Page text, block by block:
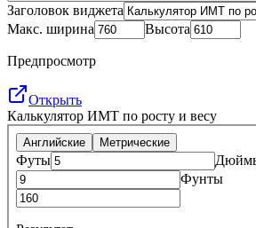
Заголовок виджета
Макс. ширина
Высота
Предпросмотр
Открыть
Калькулятор ИМТ по росту и весу